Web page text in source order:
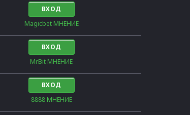
ВХОД
Magicbet МНЕНИЕ
ВХОД
MrBit МНЕНИЕ
ВХОД
8888 МНЕНИЕ